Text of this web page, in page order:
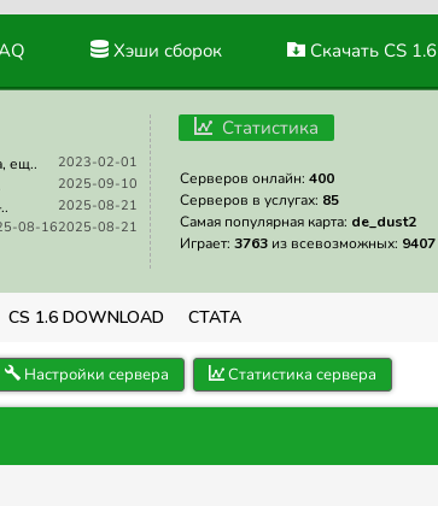
Хэши сборок Скачать CS 1.6
2023-02-01
ещ..
2025-09-10
2025-08-21
2025-08-21
08-16
Статистика
Серверов онлайн: 400
Серверов в услугах: 85
Самая популярная карта: de_dust2
Играет: 3763 из всевозможных: 9407
CS 1.6 DOWNLOAD СТАТА
Настройки сервера Статистика сервера